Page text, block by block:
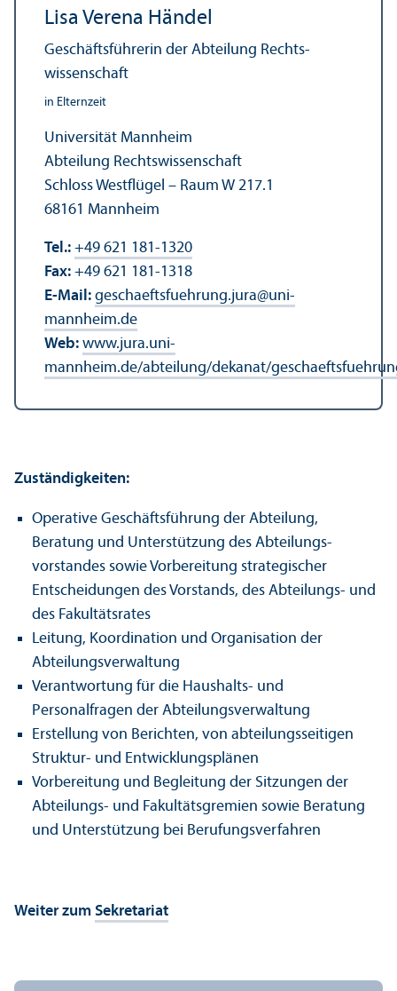
Lisa Verena Händel
Geschäfts­führerin der Abteilung Rechts­
wissenschaft
in Elternzeit
Universität Mannheim
Abteilung Rechts­wissenschaft
Schloss Westflügel – Raum W 217.1
68161 Mannheim
Tel.: +49 621 181-1320
Fax: +49 621 181-1318
E-Mail: geschaeftsfuehrung.jura@uni-
mannheim.de
Web: www.jura.uni-
mannheim.de/abteilung/dekanat/
Zuständigkeiten:
Operative Geschäfts­führung der Abteilung,
Beratung und Unter­stützung des Abteilungs­
vorstandes sowie Vorbereitung strategischer
Entscheidungen des Vorstands, des Abteilungs- und
des Fakultäts­rates
Leitung, Koordination und Organisation der
Abteilungs­verwaltung
Verantwortung für die Haushalts- und
Personalfragen der Abteilungs­verwaltung
Erstellung von Berichten, von abteilungs­seitigen
Struktur- und Entwicklungs­plänen
Vorbereitung und Begleitung der Sitzungen der
Abteilungs- und Fakultäts­gremien sowie Beratung
und Unter­stützung bei Berufungs­verfahren
Weiter zum Sekretariat